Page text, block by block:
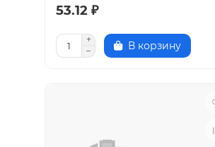
53.12 ₽
В корзину